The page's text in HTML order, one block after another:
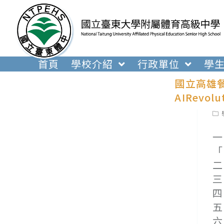
內
首頁 學校介紹 行政單位
學
國立高雄